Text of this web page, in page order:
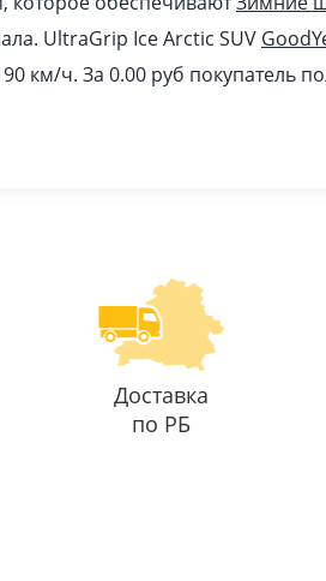
UltraGrip Ice Arctic SUV
км/ч. За 0.00 pуб покупатель
Доставка
по РБ